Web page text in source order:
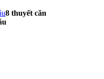
8 thuyết căn